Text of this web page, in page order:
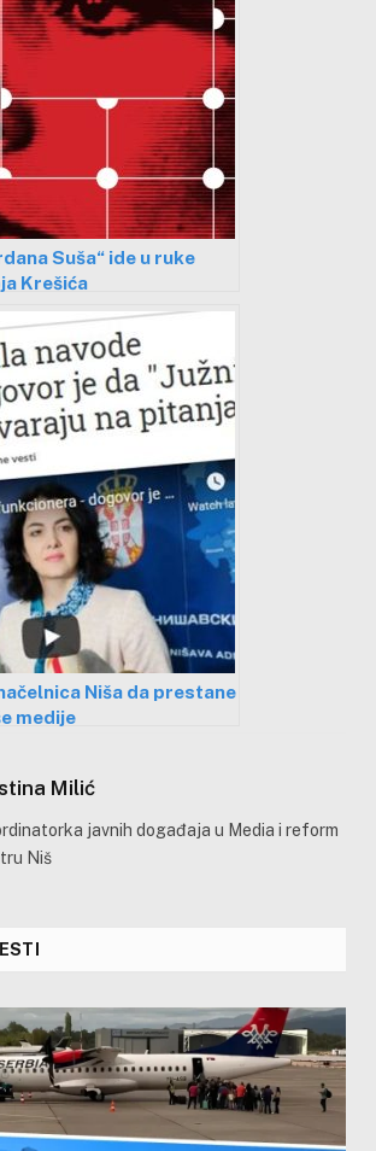
Suša“ ide u ruke
Krešića
Niša da prestane
medije
Milić
javnih događaja u Media i reform
Niš